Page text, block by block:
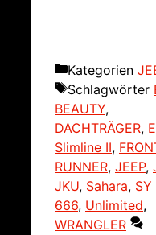
Kategorien
Schlagwörter
BEAUTY,
DACHTRÄGER,
Slimline II,
RUNNER, JEEP,
JKU, Sahara,
666, Unlimited,
WRANGLER